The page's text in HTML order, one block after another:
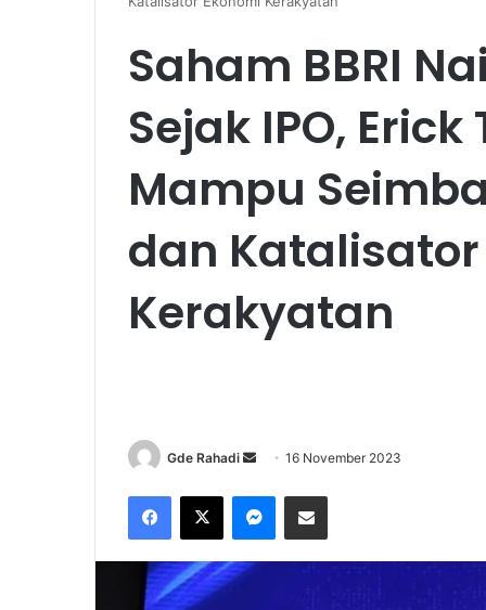
Saham BBRI
Sejak IPO,
Mampu
dan Katalisator
Kerakyatan
Gde Rahadi
n
a
16 November 2023